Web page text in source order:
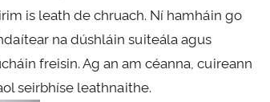
is leath de chruach. Ní hamháin go
na dúshláin suiteála agus
freisin. Ag an am céanna, cuireann
seirbhíse leathnaithe.